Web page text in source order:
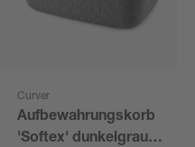
Curver
Aufbewahrungskorb
'Softex' dunkelgrau